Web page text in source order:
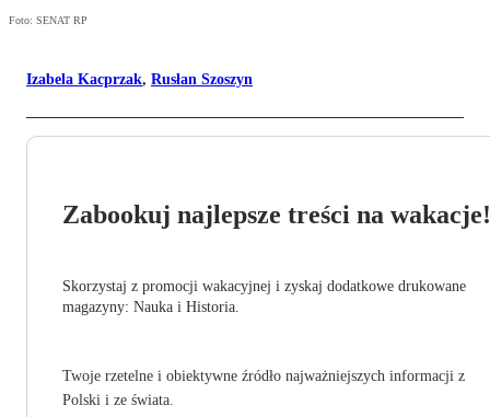
Foto: SENAT RP
Izabela Kacprzak, Rusłan Szoszyn
Zabookuj najlepsze treści na wakacje!
Skorzystaj z promocji wakacyjnej i zyskaj dodatkowe drukowane
magazyny: Nauka i Historia.
Twoje rzetelne i obiektywne źródło najważniejszych informacji z
Polski i ze świata.